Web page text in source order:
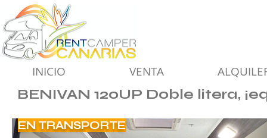
INICIO VENTA
EN TRANSPORTE
BENIVAN 120UP Doble litera,